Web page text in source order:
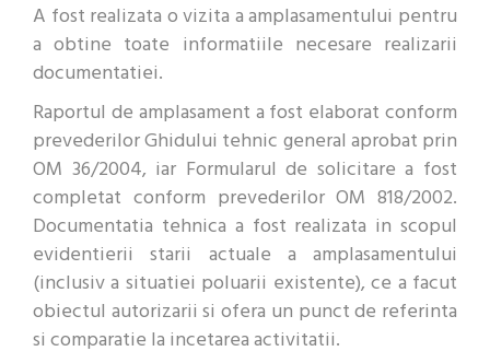
A fost realizata o vizita a amplasamentului pentru
a obtine toate informatiile necesare realizarii
documentatiei.
Raportul de amplasament a fost elaborat conform
prevederilor Ghidului tehnic general aprobat prin
OM 36/2004, iar Formularul de solicitare a fost
completat conform prevederilor OM 818/2002.
Documentatia tehnica a fost realizata in scopul
evidentierii starii actuale a amplasamentului
(inclusiv a situatiei poluarii existente), ce a facut
obiectul autorizarii si ofera un punct de referinta
si comparatie la incetarea activitatii.